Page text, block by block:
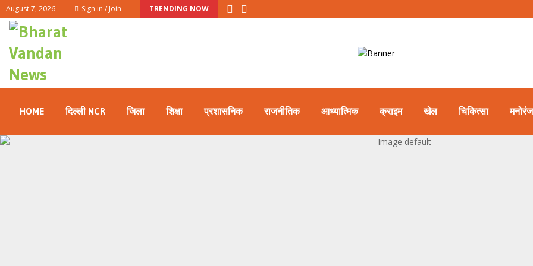
August 7, 2026 Sign in / Join TRENDING NOW
HOME दिल्ली NCR जिला शिक्षा प्रशासनिक राजनीतिक आध्यात्मिक क्राइम खेल चिकित्सा